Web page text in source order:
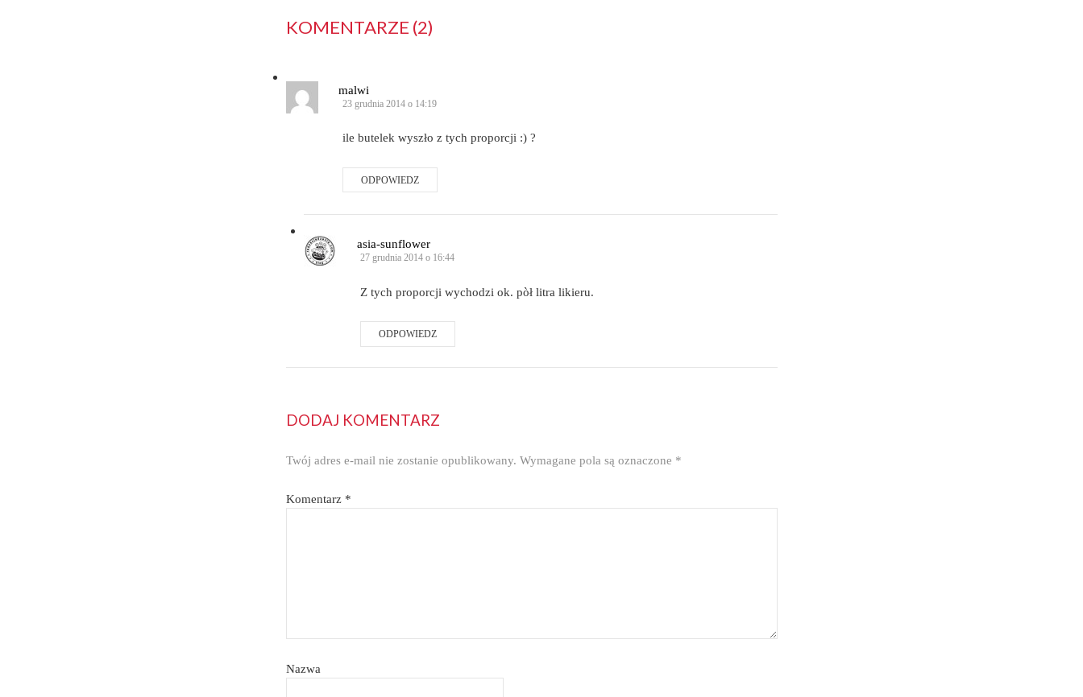
KOMENTARZE (2)
malwi
23 grudnia 2014 o 14:19
ile butelek wyszło z tych proporcji :) ?
ODPOWIEDZ
asia-sunflower
27 grudnia 2014 o 16:44
Z tych proporcji wychodzi ok. pòł litra likieru.
ODPOWIEDZ
DODAJ KOMENTARZ
Twój adres e-mail nie zostanie opublikowany. Wymagane pola są oznaczone *
Komentarz *
Nazwa